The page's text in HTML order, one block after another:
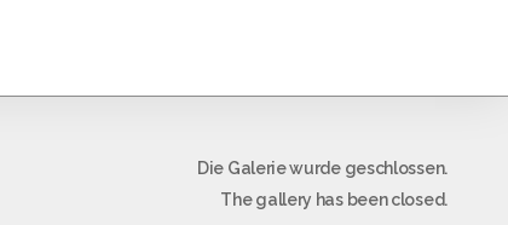
Die Galerie wurde geschlossen.
The gallery has been closed.